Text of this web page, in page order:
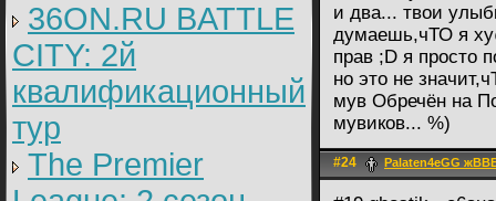
36ON.RU BATTLE
CITY: 2й
квалификационный
тур
The Premier
и два... твои
думаешь,чТО я
прав ;D я просто
но это не
мув Обречён на
мувиков... %)
#24 Palaten4eGG